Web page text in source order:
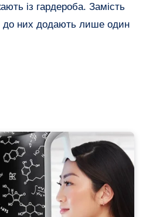
із гардероба. Замість
до них додають лише один